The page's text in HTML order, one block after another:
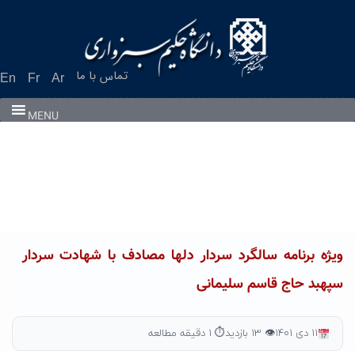
En Fr Ar تماس با ما
MENU
ویژه برنامه سالگرد سردار دلها مصادف با شهادت سردار
سپهبد حاج قاسم سلیمانی
۱۱ دی ۱۴۰۱ 👁 ۱۳ بازدید ⏱ ۱ دقیقه مطالعه